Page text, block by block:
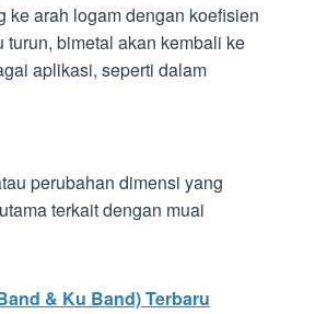
ke arah logam dengan koefisien
bimetal akan kembali ke
aplikasi, seperti dalam
perubahan dimensi yang
terkait dengan muai
& Ku Band) Terbaru